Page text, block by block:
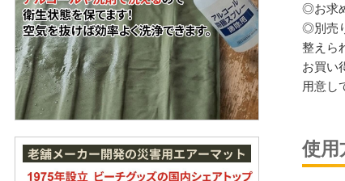
◎お求
◎別売
整えら
お買い
用意し
使用